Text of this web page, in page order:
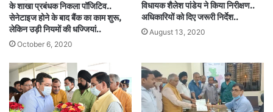
के शाखा प्रबंधक निकला पॉजिटिव..
सेनेटाइज होने के बाद बैंक का काम शुरू,
लेकिन उड़ी नियमों की धज्जियां..
October 6, 2020
विधायक शैलेश पांडेय ने किया निरीक्षण..
अधिकारियों को दिए जरूरी निर्देश..
August 13, 2020